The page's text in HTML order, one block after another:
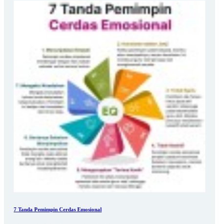
7 Tanda Pemimpin Cerdas Emosional